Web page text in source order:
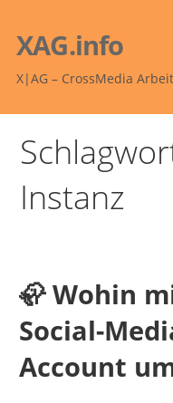
Inhalt
springen
XAG.info
X|AG – CrossMedia
Instanz
🦣 Wohin
Social-
Account